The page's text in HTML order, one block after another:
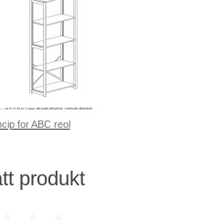
for ABC reol
produkt